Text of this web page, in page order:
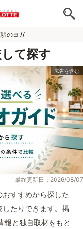
のヨガ
て探す
最終更新日：2026/08/07
すすめから探した
したりできます。掲
報と独自取材をもと